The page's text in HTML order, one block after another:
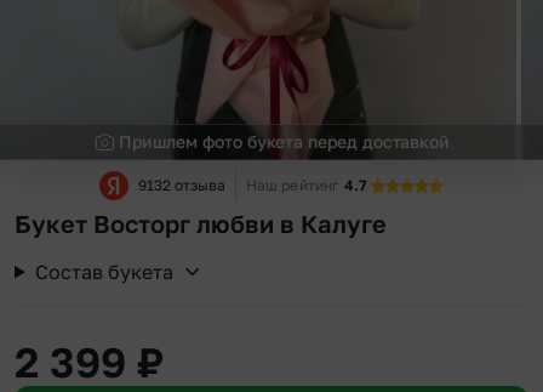
Пришлем фото букета перед доставкой
9132 отзыва Наш рейтинг 4.7
Букет Восторг любви в Калуге
Состав букета
2 399 ₽